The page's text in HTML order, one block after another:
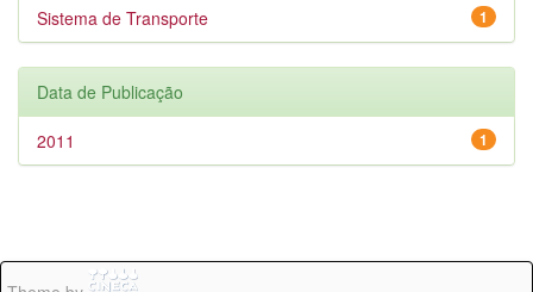
1
Sistema de Transporte
Data de Publicação
1
2011